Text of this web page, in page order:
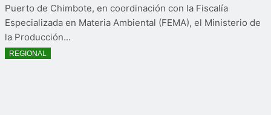
Puerto de Chimbote, en coordinación con la Fiscalía
Especializada en Materia Ambiental (FEMA), el Ministerio de
la Producción...
REGIONAL